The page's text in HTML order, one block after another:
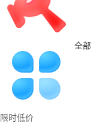
全部
限时低价